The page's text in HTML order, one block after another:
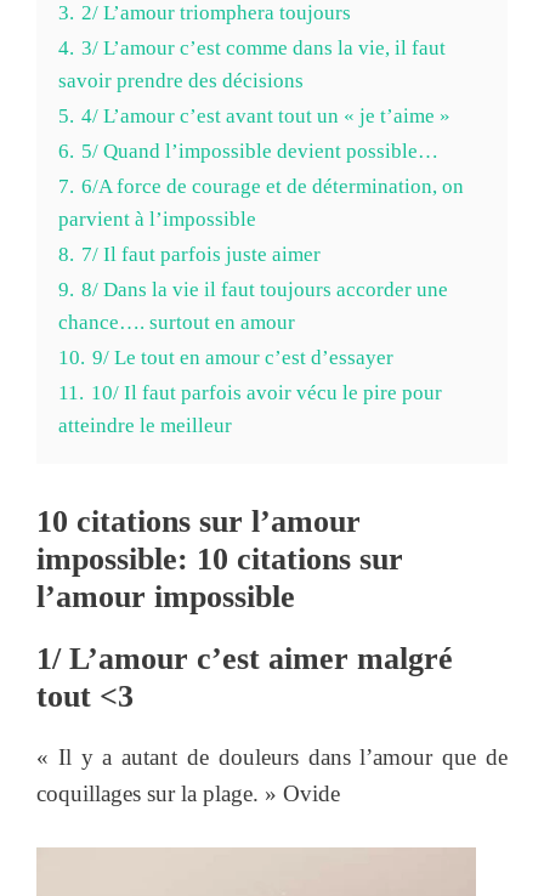
3. 2/ L’amour triomphera toujours
4. 3/ L’amour c’est comme dans la vie, il faut
savoir prendre des décisions
5. 4/ L’amour c’est avant tout un « je t’aime »
6. 5/ Quand l’impossible devient possible…
7. 6/A force de courage et de détermination, on
parvient à l’impossible
8. 7/ Il faut parfois juste aimer
9. 8/ Dans la vie il faut toujours accorder une
chance…. surtout en amour
10. 9/ Le tout en amour c’est d’essayer
11. 10/ Il faut parfois avoir vécu le pire pour
atteindre le meilleur
10 citations sur l’amour
impossible: 10 citations sur
l’amour impossible
1/ L’amour c’est aimer malgré
tout <3
« Il y a autant de douleurs dans l’amour que de
coquillages sur la plage. » Ovide